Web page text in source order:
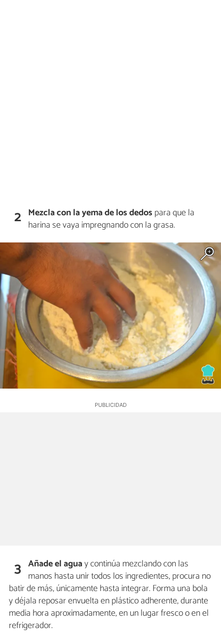
2 Mezcla con la yema de los dedos para que la
harina se vaya impregnando con la grasa.
3 Añade el aguay continúa mezclando con las
manos hasta unir todos los ingredientes, procura no
batir de más, únicamente hasta integrar. Forma una bola
y déjala reposar envuelta en plástico adherente, durante
media hora aproximadamente, en un lugar fresco o en el
refrigerador.